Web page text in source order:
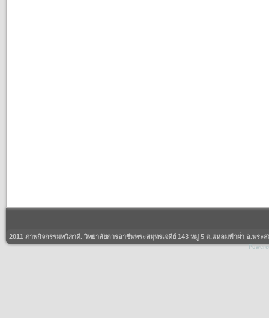
2011 ภาพกิจกรรมทวิภาคี. วิทยาลัยการอาชีพพระสมุทรเจดีย์ 143 หมู่ 5 ต.แหลมฟ้าผ่่า อ.พระ